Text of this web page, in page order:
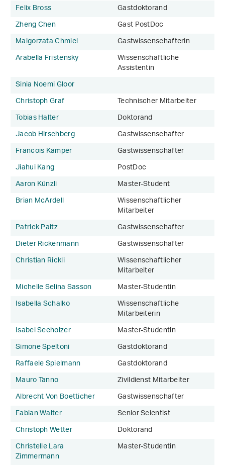
Felix Bross
Gastdoktorand
Zheng Chen
Gast PostDoc
Malgorzata Chmiel
Gastwissenschafterin
Arabella Fristensky
Wissenschaftliche
Assistentin
Sinia Noemi Gloor
Christoph Graf
Technischer Mitarbeiter
Tobias Halter
Doktorand
Jacob Hirschberg
Gastwissenschafter
Francois Kamper
Gastwissenschafter
Jiahui Kang
PostDoc
Aaron Künzli
Master-Student
Brian McArdell
Wissenschaftlicher
Mitarbeiter
Patrick Paitz
Gastwissenschafter
Dieter Rickenmann
Gastwissenschafter
Christian Rickli
Wissenschaftlicher
Mitarbeiter
Michelle Selina Sasson
Master-Studentin
Isabella Schalko
Wissenschaftliche
Mitarbeiterin
Isabel Seeholzer
Master-Studentin
Simone Speltoni
Gastdoktorand
Raffaele Spielmann
Gastdoktorand
Mauro Tanno
Zivildienst Mitarbeiter
Albrecht Von Boetticher
Gastwissenschafter
Fabian Walter
Senior Scientist
Christoph Wetter
Doktorand
Christelle Lara
Zimmermann
Master-Studentin